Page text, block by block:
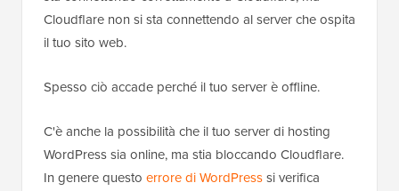
Cloudflare non si sta connettendo al server che ospita
il tuo sito web.
Spesso ciò accade perché il tuo server è offline.
C'è anche la possibilità che il tuo server di hosting
WordPress sia online, ma stia bloccando Cloudflare.
In genere questo errore di WordPresssi verifica